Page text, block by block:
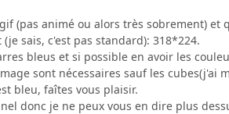
(pas animé ou alors très sobrement)
sais, c'est pas standard): 318*224.
bleus et si possible en avoir les
sont nécessaires sauf les cubes(j'ai
bleu, faîtes vous plaisir.
donc je ne peux vous en dire plus